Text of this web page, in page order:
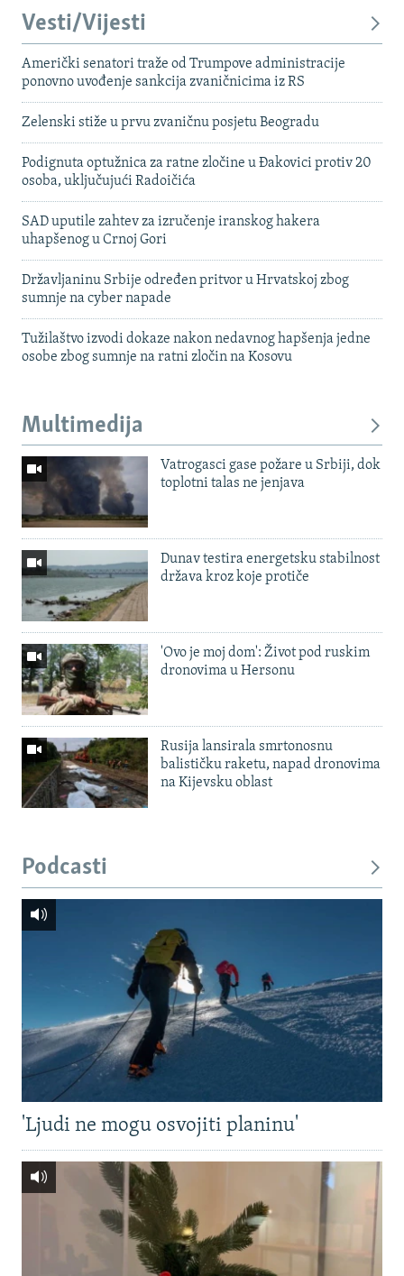
Vesti/Vijesti
Američki senatori traže od Trumpove administracije
ponovno uvođenje sankcija zvaničnicima iz RS
Zelenski stiže u prvu zvaničnu posjetu Beogradu
Podignuta optužnica za ratne zločine u Đakovici protiv 20
osoba, uključujući Radoičića
SAD uputile zahtev za izručenje iranskog hakera
uhapšenog u Crnoj Gori
Državljaninu Srbije određen pritvor u Hrvatskoj zbog
sumnje na cyber napade
Tužilaštvo izvodi dokaze nakon nedavnog hapšenja jedne
osobe zbog sumnje na ratni zločin na Kosovu
Multimedija
Vatrogasci gase požare u Srbiji, dok
toplotni talas ne jenjava
Dunav testira energetsku stabilnost
država kroz koje protiče
'Ovo je moj dom': Život pod ruskim
dronovima u Hersonu
Rusija lansirala smrtonosnu
balističku raketu, napad dronovima
na Kijevsku oblast
Podcasti
'Ljudi ne mogu osvojiti planinu'